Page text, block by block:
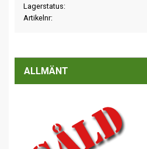
Lagerstatus
Artikelnr
ALLMÄNT